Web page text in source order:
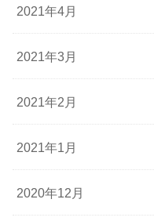
2021年4月
2021年3月
2021年2月
2021年1月
2020年12月